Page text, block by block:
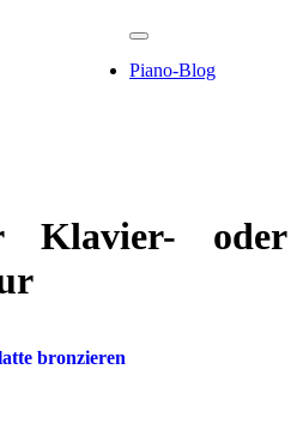
Piano-Blog
Klavier- oder